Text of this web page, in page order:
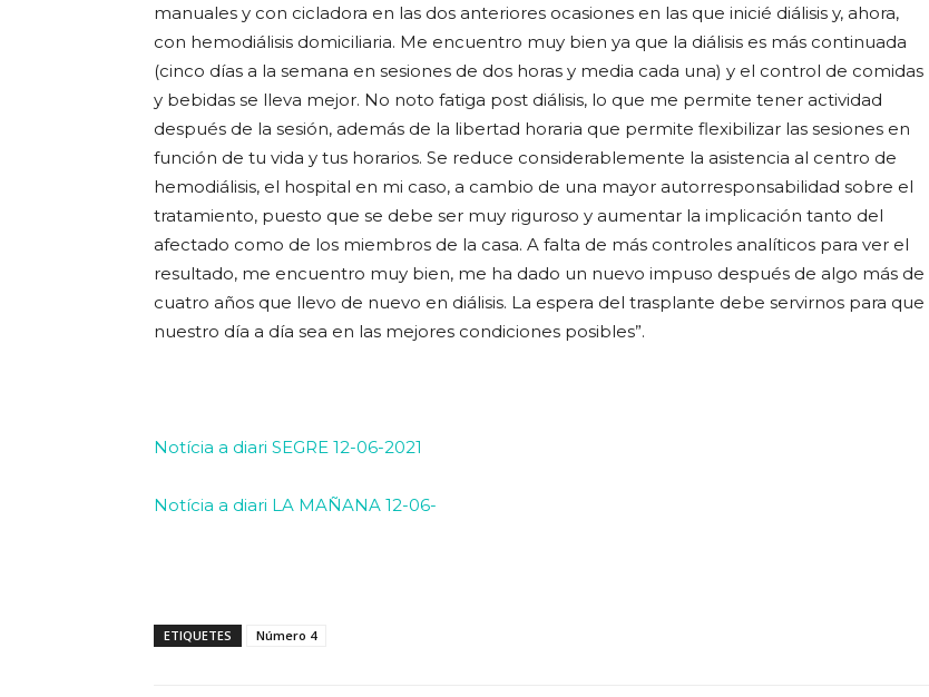
manuales y con cicladora en las dos anteriores ocasiones en las que inicié diálisis y, ahora,
con hemodiálisis domiciliaria. Me encuentro muy bien ya que la diálisis es más continuada
(cinco días a la semana en sesiones de dos horas y media cada una) y el control de comidas
y bebidas se lleva mejor. No noto fatiga post diálisis, lo que me permite tener actividad
después de la sesión, además de la libertad horaria que permite flexibilizar las sesiones en
función de tu vida y tus horarios. Se reduce considerablemente la asistencia al centro de
hemodiálisis, el hospital en mi caso, a cambio de una mayor autorresponsabilidad sobre el
tratamiento, puesto que se debe ser muy riguroso y aumentar la implicación tanto del
afectado como de los miembros de la casa. A falta de más controles analíticos para ver el
resultado, me encuentro muy bien, me ha dado un nuevo impuso después de algo más de
cuatro años que llevo de nuevo en diálisis. La espera del trasplante debe servirnos para que
nuestro día a día sea en las mejores condiciones posibles”.
Notícia a diari SEGRE 12-06-2021
Notícia a diari LA MAÑANA 12-06-
ETIQUETES Número 4